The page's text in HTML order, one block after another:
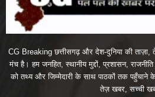
CG Breaking छत्तीसगढ़ और देश-दुनिया की ताज़ा,
मंच है। हम जनहित, स्थानीय मुद्दों, प्रशासन,
को तथ्य और जिम्मेदारी के साथ पाठकों तक पहुँचाने के
तेज़ खबर, सच्ची